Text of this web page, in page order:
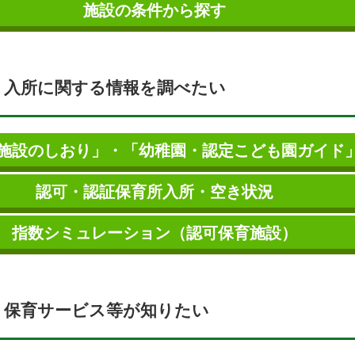
施設の条件から探す
所に関する情報を調べたい
設のしおり」・「幼稚園・認定こども園ガイド
認可・認証保育所入所・空き状況
指数シミュレーション（認可保育施設）
育サービス等が知りたい